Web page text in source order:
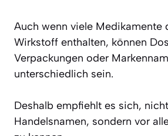
Auch wenn viele Medikamente
Wirkstoff enthalten, können
Verpackungen oder
unterschiedlich sein.
Deshalb empfiehlt es sich,
Handelsnamen, sondern vor